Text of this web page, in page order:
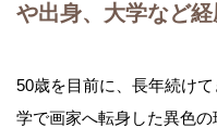
や出身、大学など
50歳を目前に、長年続け
学で画家へ転身した異色